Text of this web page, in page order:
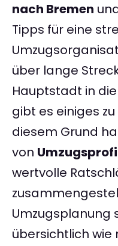
nach Bremen
Tipps für eine
über lange
Hauptstadt in
gibt es einiges
diesem Grund
von Umzugsprofi
wertvolle
Umzugsplanung
übersichtlich wie